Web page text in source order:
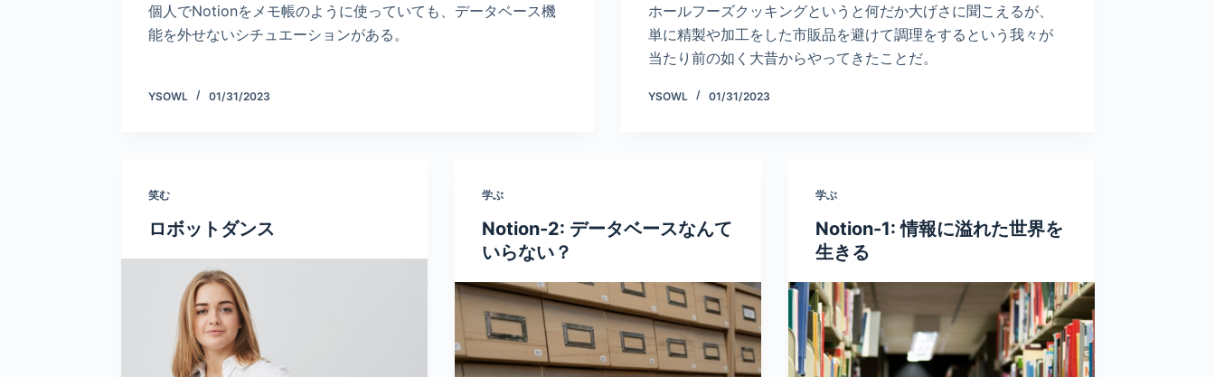
個人でNotionをメモ帳のように使っていても、データベース機
能を外せないシチュエーションがある。
YSOWL 01/31/2023
ホールフーズクッキングというと何だか大げさに聞こえるが、
単に精製や加工をした市販品を避けて調理をするという我々が
当たり前の如く大昔からやってきたことだ。
YSOWL 01/31/2023
笑む
ロボットダンス
学ぶ
Notion-2: データベースなんて
いらない？
学ぶ
Notion-1: 情報に溢れた世界を
生きる